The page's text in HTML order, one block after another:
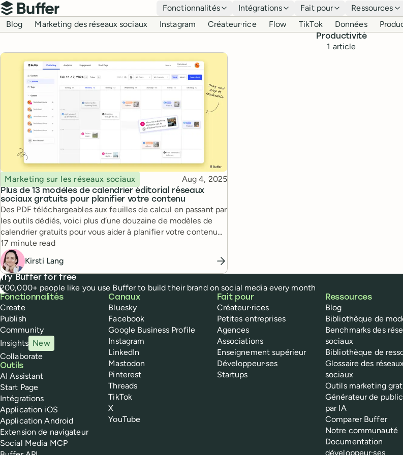
Navigation principale
Buffer
Fonctionnalités Intégrations Fait pour Ressources
Navigation du blog
Blog Marketing des réseaux sociaux Instagram Créateur·rice Flow TikTok Données
Productivité
1 article
Plus de 13 modèles de calendrier éditorial réseaux
sociaux gratuits pour planifier votre contenu
Topic
Marketing sur les réseaux sociaux Published
Aug 4, 2025
Des PDF téléchargeables aux feuilles de calcul en passant par
les outils dédiés, voici plus d’une douzaine de modèles de
calendrier gratuits pour vous aider à planifier votre contenu
sur les réseaux sociaux — de la manière qui vous convient le
mieux.
Reading time
17 minute read
Kirsti Lang
Try Buffer for free
200,000+ people like you use Buffer to build their brand on social media every month
Buffer
Fonctionnalités
Create
Publish
Community
Insights New
Collaborate
Outils
AI Assistant
Start Page
Intégrations
Application iOS
Application Android
Extension de navigateur
Social Media MCP
Canaux
Bluesky
Facebook
Google Business Profile
Instagram
LinkedIn
Mastodon
Pinterest
Threads
TikTok
X
YouTube
Fait pour
Créateur·rices
Petites entreprises
Agences
Associations
Enseignement supérieur
Développeur·ses
Startups
Ressources
Blog
Bibliothèque de
Benchmarks des
sociaux
Bibliothèque de
Glossaire des réseaux
sociaux
Outils marketing
Générateur de
par IA
Comparer Buffer
Notre communauté
Documentation
développeur·ses